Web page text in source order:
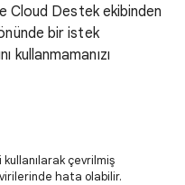
Cloud Destek ekibinden
bir istek
kullanmamanızı
çevrilmiş
hata olabilir.